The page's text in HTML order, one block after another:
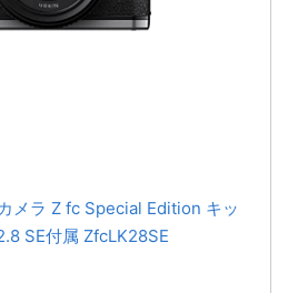
メラ Z fc Special Edition キッ
SE付属 ZfcLK28SE